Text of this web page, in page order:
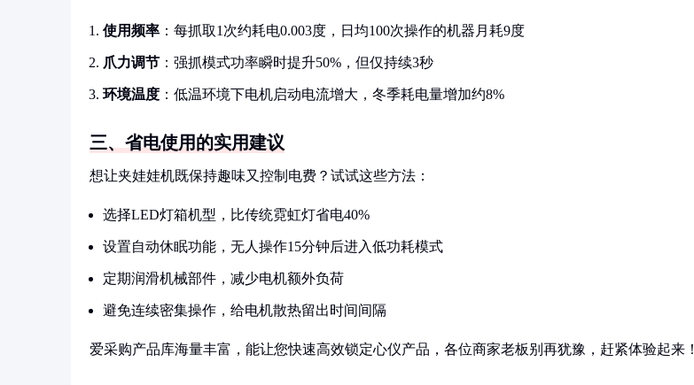
使用频率 ：每抓取1次约耗电0.003度，日均100次操作的机器月耗9度
爪力调节 ：强抓模式功率瞬时提升50%，但仅持续3秒
环境温度 ：低温环境下电机启动电流增大，冬季耗电量增加约8%
三、省电使用的实用建议
想让夹娃娃机既保持趣味又控制电费？试试这些方法：
选择LED灯箱机型，比传统霓虹灯省电40%
设置自动休眠功能，无人操作15分钟后进入低功耗模式
定期润滑机械部件，减少电机额外负荷
避免连续密集操作，给电机散热留出时间间隔
爱采购产品库海量丰富，能让您快速高效锁定心仪产品，各位商家老板别再犹豫，赶紧体验起来！